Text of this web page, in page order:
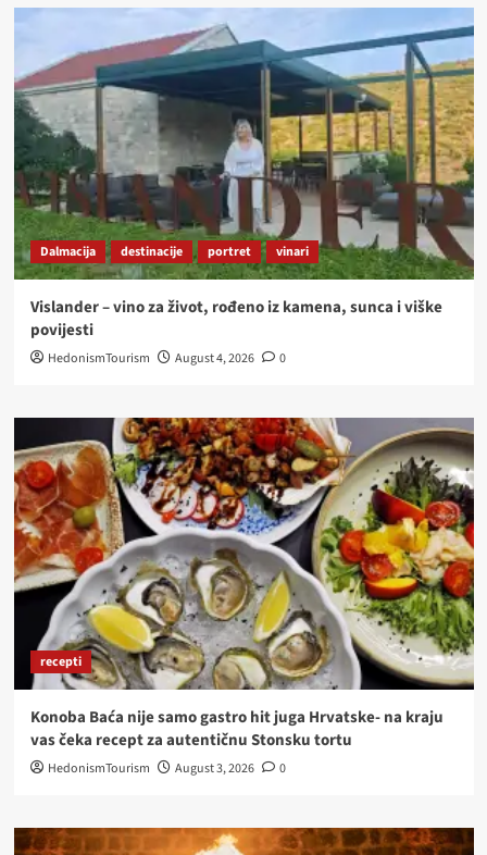
Dalmacija destinacije portret vinari
Vislander – vino za život, rođeno iz kamena, sunca i viške
povijesti
HedonismTourism August 4, 2026 0
recepti
Konoba Baća nije samo gastro hit juga Hrvatske- na kraju
vas čeka recept za autentičnu Stonsku tortu
HedonismTourism August 3, 2026 0